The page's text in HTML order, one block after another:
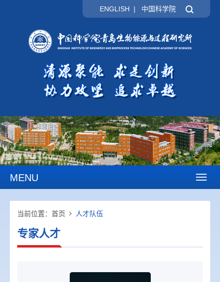
ENGLISH | 中国科学院
MENU
当前位置： 首页 人才队伍
专家人才